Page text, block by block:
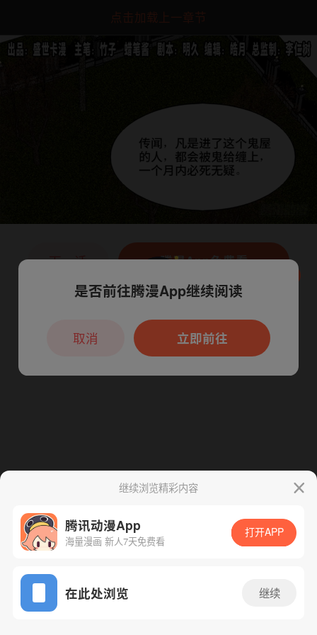
点击加载上一章节
App免费看
下一话 腾漫App免费看
继续浏览精彩内容
腾讯动漫App
海量漫画 新人7天免费看
打开APP
在此处浏览 继续
本章节仅支持App阅读，可打开App新用
户7天免费看
是否前往腾漫App继续阅读
立即前往
取消